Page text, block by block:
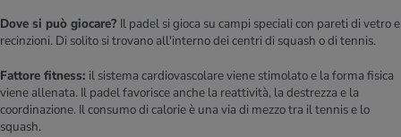
Dove si può giocare? Il padel si gioca su campi speciali con pareti di vetro e
recinzioni. Di solito si trovano all'interno dei centri di squash o di tennis.
Fattore fitness: il sistema cardiovascolare viene stimolato e la forma fisica
viene allenata. Il padel favorisce anche la reattività, la destrezza e la
coordinazione. Il consumo di calorie è una via di mezzo tra il tennis e lo
squash.